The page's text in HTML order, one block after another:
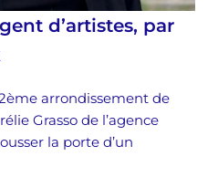
d’artistes, par
arrondissement de
Grasso de l’agence
la porte d’un